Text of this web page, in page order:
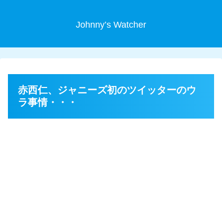
Johnny’s Watcher
赤西仁、ジャニーズ初のツイッターのウ
ラ事情・・・